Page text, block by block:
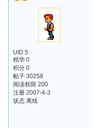
UID 5
精华 0
积分 0
帖子 30258
阅读权限 200
注册 2007-4-3
状态 离线